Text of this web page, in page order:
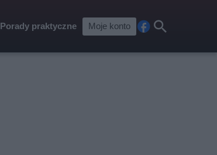
Porady praktyczne Moje konto
cebkaj